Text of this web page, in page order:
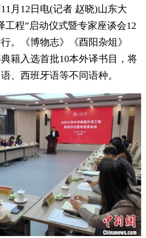
12日电(记者 赵晓)山东大
工程”启动仪式暨专家座谈会12
。《博物志》《酉阳杂俎》
典籍入选首批10本外译书目，将
、西班牙语等不同语种。